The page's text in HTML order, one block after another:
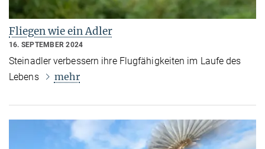
Fliegen wie ein Adler
16. SEPTEMBER 2024
Steinadler verbessern ihre Flugfähigkeiten im Laufe des
Lebens
mehr